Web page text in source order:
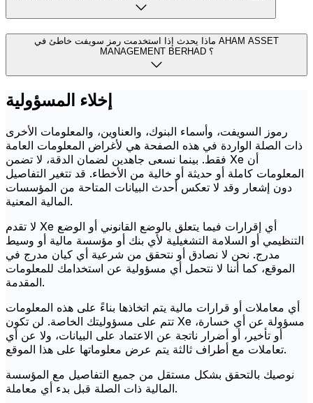
ماذا يحدث إذا استخدمت رمز سويفت خاطئ في AHAM ASSET
MANAGEMENT BERHAD ؟
إخلاء المسؤولية
رموز السويفت، وأسماء البنوك، والعناوين، والمعلومات الأخرى
ذات الصلة الواردة في هذه الصفحة هي لأغراض المعلومات العامة
فقط. بينما نسعى جاهدين لضمان الدقة، لا تضمن Xe أن
المعلومات كاملة أو حديثة أو خالية من الأخطاء. قد تتغير التفاصيل
دون إشعار وقد لا تعكس أحدث البيانات المتاحة من المؤسسات
المالية المعنية.
لا تقدم Xe أي إقرارات فيما يتعلق بالوضع القانوني أو الوضع
التنظيمي أو السلامة التشغيلية لأي بنك أو مؤسسة مالية أو وسيط
مدرج. نحن لا نصادق أو نتحقق من شرعية أي كيان مدرج في
الموقع، كما أننا لا نتحمل أي مسؤولية عن استخدامك للمعلومات
المقدمة.
أي معاملات أو قرارات مالية يتم اتخاذها بناءً على هذه المعلومات
تتم على مسؤوليتك الخاصة. لن تكون Xe مسؤولة عن أي خسارة،
أو تأخير، أو أضرار ناتجة عن الاعتماد على البيانات، ولا عن أي
تعاملات مع أطراف ثالثة يتم عرض معلوماتها على هذا الموقع.
نوصيك بالتحقق بشكل مستقل من جميع التفاصيل مع المؤسسة
المالية ذات الصلة قبل بدء أي معاملة.